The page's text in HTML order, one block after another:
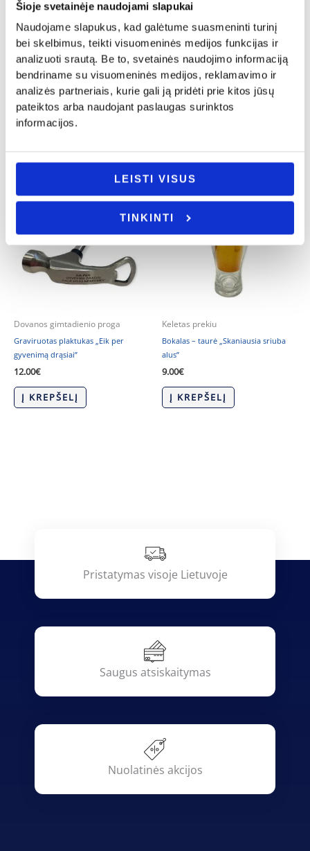
Šioje svetainėje naudojami slapukai
Naudojame slapukus, kad galėtume suasmeninti turinį
bei skelbimus, teikti visuomeninės medijos funkcijas ir
analizuoti srautą. Be to, svetainės naudojimo informaciją
bendriname su visuomeninės medijos, reklamavimo ir
analizės partneriais, kurie gali ją pridėti prie kitos jūsų
pateiktos arba naudojant paslaugas surinktos
informacijos.
LEISTI VISUS
TINKINTI
Dovanos gimtadienio proga
Šaukštelis dekoruotas modelinu
„Volvo”
12.00€
Į KREPŠELĮ
Dovanos gimtadienio proga
Dėžė alui „PRADAryk alaus butelį”
20.00€
Į KREPŠELĮ
Dovanos gimtadienio proga
Graviruotas plaktukas „Eik per
gyvenimą drąsiai”
12.00€
Į KREPŠELĮ
Keletas prekiu
Bokalas – taurė „Skaniausia sriuba
alus”
9.00€
Į KREPŠELĮ
Pristatymas visoje Lietuvoje
Saugus atsiskaitymas
Nuolatinės akcijos